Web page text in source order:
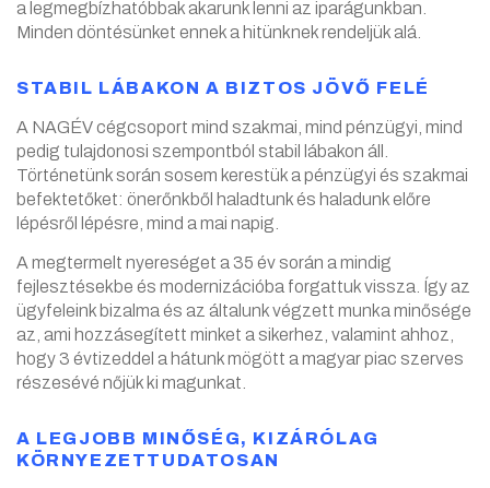
a legmegbízhatóbbak akarunk lenni az iparágunkban.
Minden döntésünket ennek a hitünknek rendeljük alá.
STABIL LÁBAKON A BIZTOS JÖVŐ FELÉ
A NAGÉV cégcsoport mind szakmai, mind pénzügyi, mind
pedig tulajdonosi szempontból stabil lábakon áll.
Történetünk során sosem kerestük a pénzügyi és szakmai
befektetőket: önerőnkből haladtunk és haladunk előre
lépésről lépésre, mind a mai napig.
A megtermelt nyereséget a 35 év során a mindig
fejlesztésekbe és modernizációba forgattuk vissza. Így az
ügyfeleink bizalma és az általunk végzett munka minősége
az, ami hozzásegített minket a sikerhez, valamint ahhoz,
hogy 3 évtizeddel a hátunk mögött a magyar piac szerves
részesévé nőjük ki magunkat.
A LEGJOBB MINŐSÉG, KIZÁRÓLAG
KÖRNYEZETTUDATOSAN